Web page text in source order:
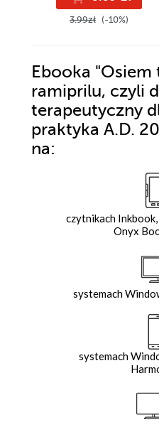
praktyczne
3.99zł (-10%)
Ebooka "Osiem
ramiprilu, czyli
terapeutyczny
praktyka A.D.
na:
czytnikach
Onyx
systemach
systemach